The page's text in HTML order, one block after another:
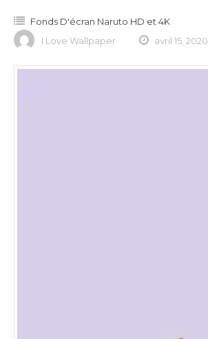
Fonds D'écran Naruto HD et 4K
I Love Wallpaper
avril 15, 2020